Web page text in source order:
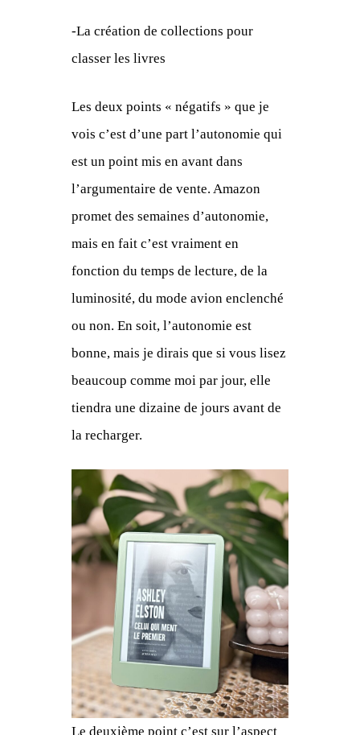
-La création de collections pour
classer les livres
Les deux points « négatifs » que je
vois c’est d’une part l’autonomie qui
est un point mis en avant dans
l’argumentaire de vente. Amazon
promet des semaines d’autonomie,
mais en fait c’est vraiment en
fonction du temps de lecture, de la
luminosité, du mode avion enclenché
ou non. En soit, l’autonomie est
bonne, mais je dirais que si vous lisez
beaucoup comme moi par jour, elle
tiendra une dizaine de jours avant de
la recharger.
Le deuxième point c’est sur l’aspect